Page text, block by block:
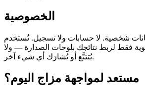
الخصوصية
شخصية. لا حسابات ولا تسجيل. تُستخدم
فقط لربط نتائجك بلوحات الصدارة — ولا
يُتتبَّع أو يُشارَك أي شيء آخر.
مستعد لمواجهة مزاج اليوم؟